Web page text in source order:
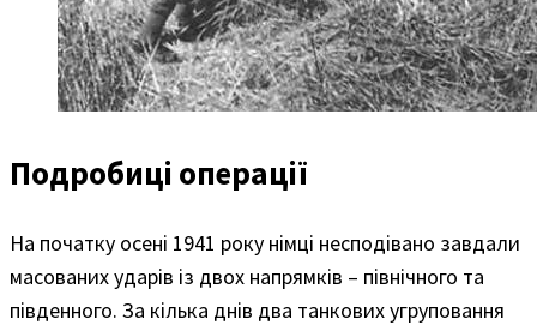
Подробиці операції
На початку осені 1941 року німці несподівано завдали
масованих ударів із двох напрямків – північного та
південного. За кілька днів два танкових угруповання